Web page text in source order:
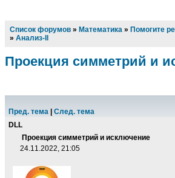
Список форумов » Математика » Помогите
» Анализ-II
Проекция симметрий и
Пред. тема
След. тема
DLL
Проекция симметрий и исключение
24.11.2022, 21:05